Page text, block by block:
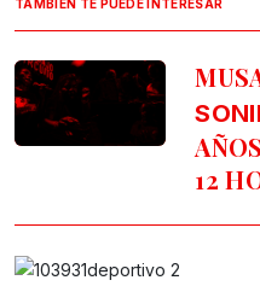
TAMBIÉN TE PUEDE INTERESAR
12